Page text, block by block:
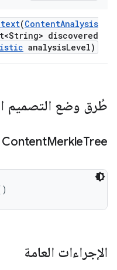
(ContentAnalysis
discovered
analysisLevel)
طُرق وضع التصميم
ContentMerkleTree
الإجراءات العامة